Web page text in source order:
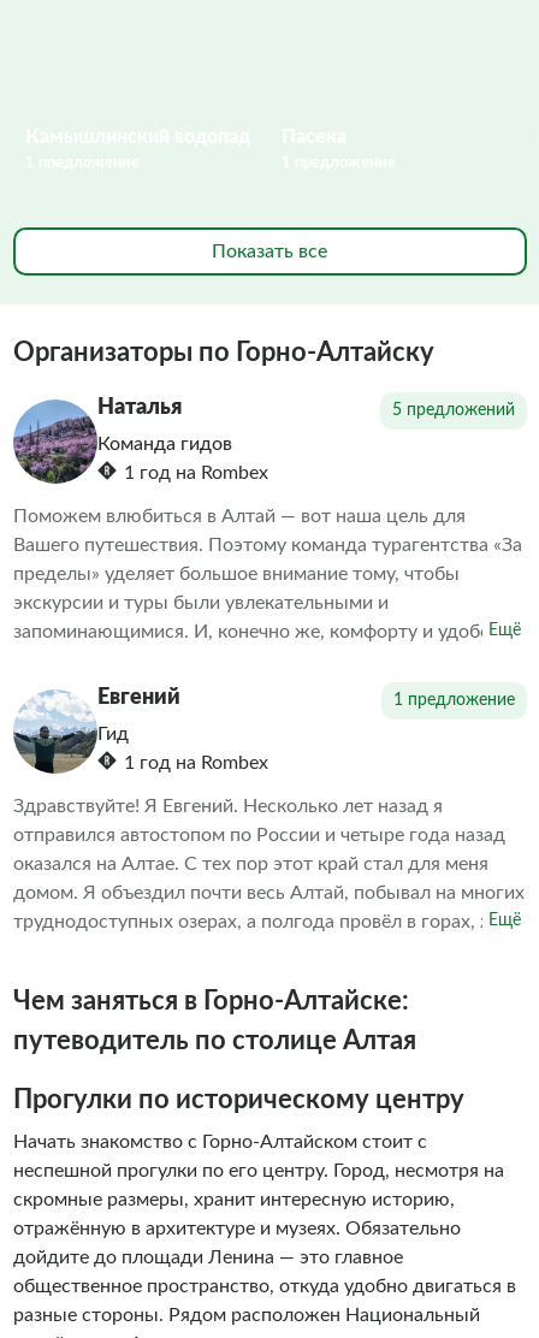
Показать все
Организаторы по Горно-Алтайску
Наталья 5 предложений
Команда гидов
1 год на Rombex
Поможем влюбиться в Алтай — вот наша цель для
Вашего путешествия. Поэтому команда турагентства «За
пределы» уделяет большое внимание тому, чтобы
экскурсии и туры были увлекательными и
запоминающимися. И, конечно же, комфорту и удобству
надёжных руках — с момента встречи и до момента
завершения тура. Экскурсии, услуги водителей,
автомобили, места ночёвок — всё организовано и
подобрано так, чтобы вы расслабились и получили
максимум удовольствия и впечатлений.
Ещё
Евгений 1 предложение
Гид
1 год на Rombex
Здравствуйте! Я Евгений. Несколько лет назад я
отправился автостопом по России и четыре года назад
оказался на Алтае. С тех пор этот край стал для меня
домом. Я объездил почти весь Алтай, побывал на многих
труднодоступных озерах, а полгода провёл в горах, живя
гидом-экскурсоводом. Постепенно изучаю алтайский
язык, потому что важно понимать не только природу, но
земли. Я искренне влюблён в Алтай и с удовольствием
гостями. Для меня каждая экскурсия — это возможность
показать не только красоту, но и глубину этого региона.
Добро пожаловать в путешествие по настоящему Алтаю!
Ещё
Чем заняться в Горно-Алтайске:
путеводитель по столице Алтая
Прогулки по историческому центру
Начать знакомство с Горно-Алтайском стоит с
неспешной прогулки по его центру. Город, несмотря на
скромные размеры, хранит интересную историю,
отражённую в архитектуре и музеях. Обязательно
дойдите до площади Ленина — это главное
общественное пространство, откуда удобно двигаться в
разные стороны. Рядом расположен Национальный